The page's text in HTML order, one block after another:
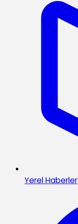
Yerel Haberler